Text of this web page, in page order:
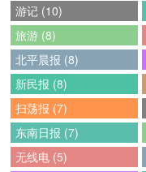
游记 (10)
旅游 (8)
北平晨报 (8)
新民报 (8)
扫荡报 (7)
东南日报 (7)
无线电 (5)